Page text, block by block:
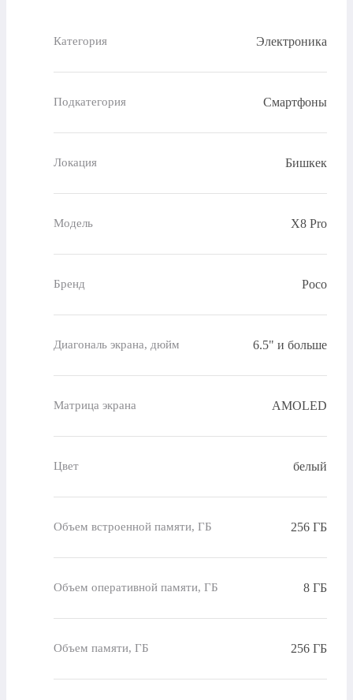
Категория Электроника
Подкатегория Смартфоны
Локация Бишкек
Модель X8 Pro
Бренд Poco
Диагональ экрана, дюйм 6.5" и больше
Матрица экрана AMOLED
Цвет белый
Объем встроенной памяти, ГБ 256 ГБ
Объем оперативной памяти, ГБ 8 ГБ
Объем памяти, ГБ 256 ГБ